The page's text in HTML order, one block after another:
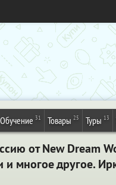
Обучение 31 Товары 25 Туры 13
от New Dream
многое другое.